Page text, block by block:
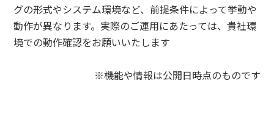
グの形式やシステム環境など、前提条件によって挙動や
動作が異なります。実際のご運用にあたっては、貴社環
境での動作確認をお願いいたします
※機能や情報は公開日時点のものです